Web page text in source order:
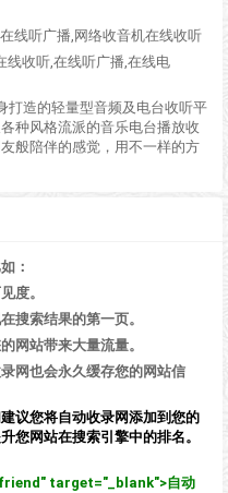
线听广播,网络收音机在线收听
线收听,在线听广播,在线电
打造的轻量型音频及电台收听平
种风格流派的音乐电台播放收
般陪伴的感觉，用不一样的方
：
度。
搜索结果的第一页。
网站带来大量流量。
网也会永久缓存您的网站信
议您将自动收录网添加到您的
您网站在搜索引擎中的排名。
target="_blank">自动